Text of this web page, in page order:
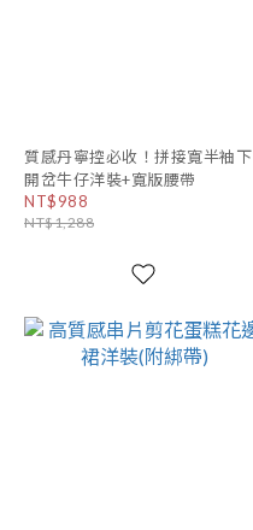
質感丹寧控必收！拼接寬半袖下
開岔牛仔洋裝+寬版腰帶
NT$988
NT$1,288